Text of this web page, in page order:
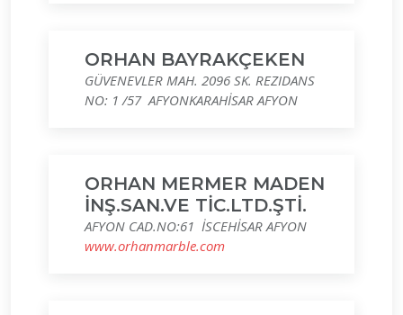
ORHAN BAYRAKÇEKEN
GÜVENEVLER MAH. 2096 SK. REZIDANS
NO: 1 /57 AFYONKARAHİSAR AFYON
ORHAN MERMER MADEN
İNŞ.SAN.VE TİC.LTD.ŞTİ.
AFYON CAD.NO:61 İSCEHİSAR AFYON
www.orhanmarble.com